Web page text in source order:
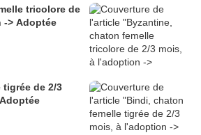
tricolore de
-> Adoptée
de 2/3